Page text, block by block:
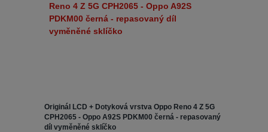
Originál LCD + Dotyková vrstva Oppo Reno 4 Z 5G
CPH2065 - Oppo A92S PDKM00 černá - repasovaný
díl vyměněné sklíčko